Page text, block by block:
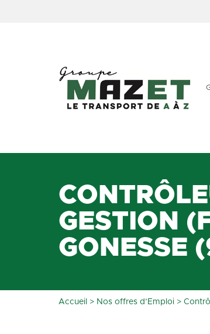
GESTION
GONESSE
Accueil > Nos offres d’Emploi >